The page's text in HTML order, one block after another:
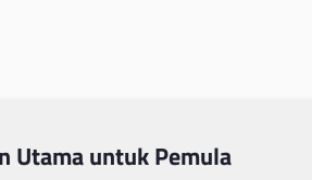
Utama untuk Pemula